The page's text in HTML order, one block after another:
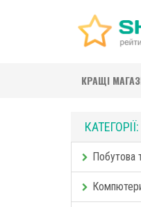
КРАЩІ
КАТЕГОРІЇ:
Побутова